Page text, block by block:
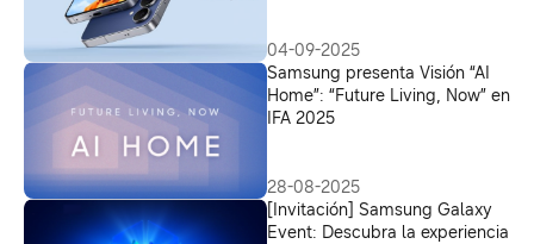
04-09-2025
Samsung presenta Visión “AI
Home”: “Future Living, Now” en
IFA 2025
28-08-2025
[Invitación] Samsung Galaxy
Event: Descubra la experiencia